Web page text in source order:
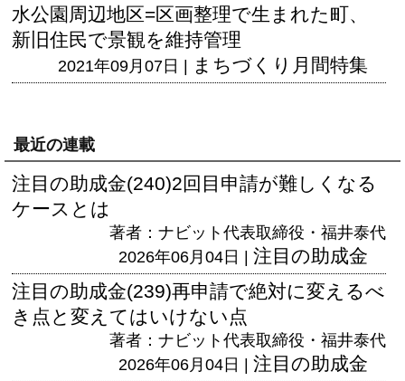
水公園周辺地区=区画整理で生まれた町、
新旧住民で景観を維持管理
2021年09月07日 | まちづくり月間特集
最近の連載
注目の助成金(240)2回目申請が難しくなる
ケースとは
著者：ナビット代表取締役・福井泰代
2026年06月04日 | 注目の助成金
注目の助成金(239)再申請で絶対に変えるべ
き点と変えてはいけない点
著者：ナビット代表取締役・福井泰代
2026年06月04日 | 注目の助成金